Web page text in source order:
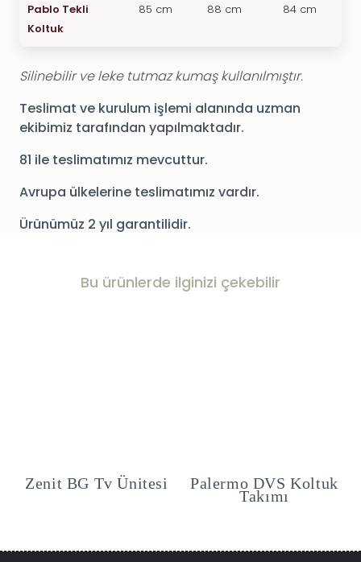
Pablo Tekli
Koltuk
85 cm 88 cm 84 cm
Silinebilir ve leke tutmaz kumaş kullanılmıştır.
Teslimat ve kurulum işlemi alanında uzman
ekibimiz tarafından yapılmaktadır.
81 ile teslimatımız mevcuttur.
Avrupa ülkelerine teslimatımız vardır.
Ürünümüz 2 yıl garantilidir.
Bu ürünlerde ilginizi çekebilir
Zenit BG Tv Ünitesi Palermo DVS Koltuk
Takımı